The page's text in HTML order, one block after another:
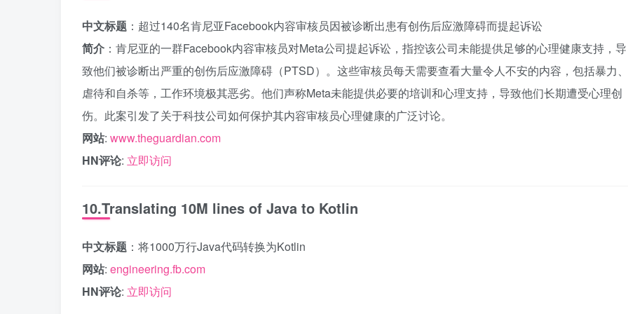
中文标题 ：超过140名肯尼亚Facebook内容审核员因被诊断出患有创伤后应激障碍而提起诉讼
简介 ：肯尼亚的一群Facebook内容审核员对Meta公司提起诉讼，指控该公司未能提供足够的心理健康支持，导
致他们被诊断出严重的创伤后应激障碍（PTSD）。这些审核员每天需要查看大量令人不安的内容，包括暴力、
虐待和自杀等，工作环境极其恶劣。他们声称Meta未能提供必要的培训和心理支持，导致他们长期遭受心理创
伤。此案引发了关于科技公司如何保护其内容审核员心理健康的广泛讨论。
网站: www.theguardian.com
HN评论: 立即访问
10.Translating 10M lines of Java to Kotlin
中文标题 ：将1000万行Java代码转换为Kotlin
网站: engineering.fb.com
HN评论: 立即访问